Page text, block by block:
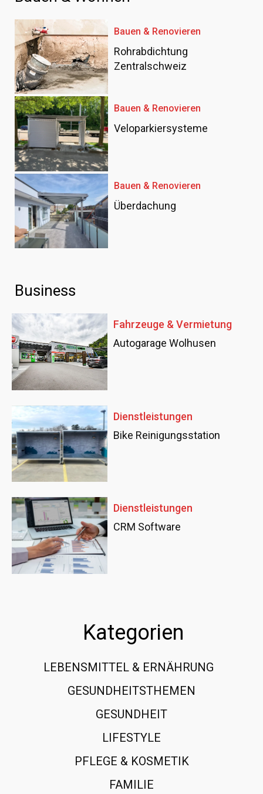
Bauen & Renovieren
Rohrabdichtung
Zentralschweiz
Bauen & Renovieren
Veloparkiersysteme
Bauen & Renovieren
Überdachung
Business
Fahrzeuge & Vermietung
Autogarage Wolhusen
Dienstleistungen
Bike Reinigungsstation
Dienstleistungen
CRM Software
Kategorien
LEBENSMITTEL & ERNÄHRUNG
GESUNDHEITSTHEMEN
GESUNDHEIT
LIFESTYLE
PFLEGE & KOSMETIK
FAMILIE